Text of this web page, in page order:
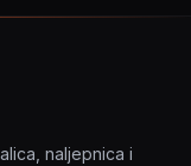
naljepnica i